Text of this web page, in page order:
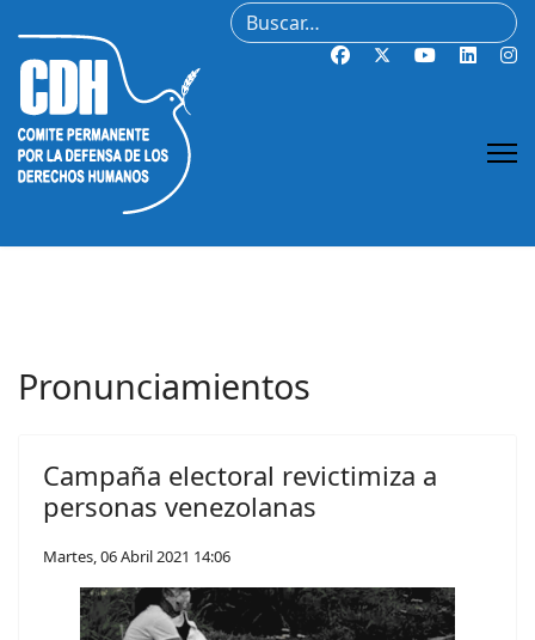
Buscar
Pronunciamientos
Campaña electoral revictimiza a
personas venezolanas
Martes, 06 Abril 2021 14:06